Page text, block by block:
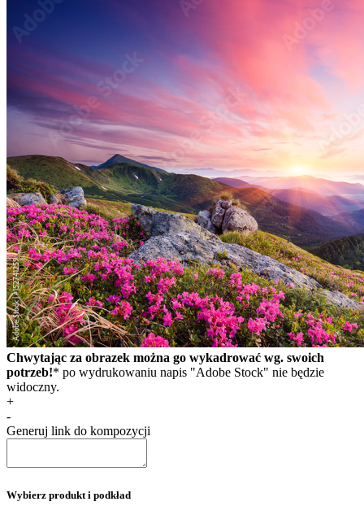
Chwytając za obrazek można go wykadrować wg. swoich
potrzeb!* po wydrukowaniu napis "Adobe Stock" nie będzie
widoczny.
+
-
Generuj link do kompozycji
Wybierz produkt i podkład